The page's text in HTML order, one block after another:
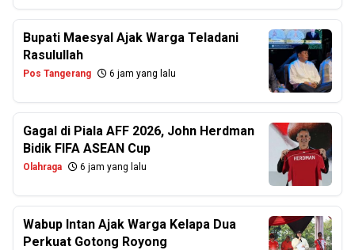
Bupati Maesyal Ajak Warga Teladani
Rasulullah
Pos Tangerang 6 jam yang lalu
Gagal di Piala AFF 2026, John Herdman
Bidik FIFA ASEAN Cup
Olahraga 6 jam yang lalu
Wabup Intan Ajak Warga Kelapa Dua
Perkuat Gotong Royong